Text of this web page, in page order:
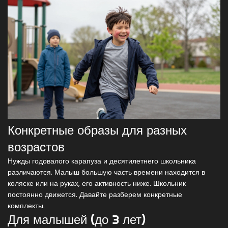
Конкретные образы для разных
возрастов
Нужды годовалого карапуза и десятилетнего школьника
различаются. Малыш большую часть времени находится в
коляске или на руках, его активность ниже. Школьник
постоянно движется. Давайте разберем конкретные
комплекты.
Для малышей (до 3 лет)